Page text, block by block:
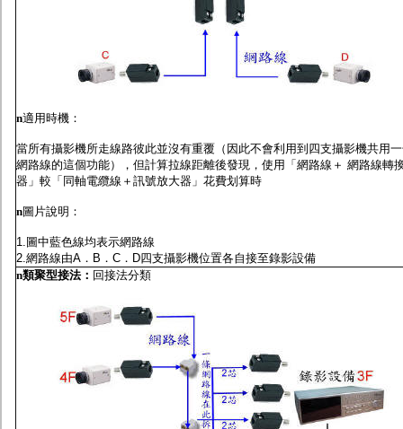
n適用時機：
當所有攝影機所走線路彼此並沒有重覆（因此不會利用到四支攝影機共用
網路線的這個功能），但計算拉線距離後發現，使用「網路線＋ 網路線轉
器」較「同軸電纜線＋訊號放大器」花費划算時
n圖片說明：
1.圖中藍色線均表示網路線
2.網路線由A．B．C．D四支攝影機位置各自接至錄影設備
n類聚型接法： 回接法分類